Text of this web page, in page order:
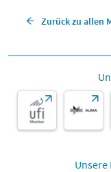
Zurück zu allen